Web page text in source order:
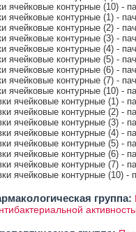
ячейковые контурные (10) -
ячейковые контурные (1) -
ячейковые контурные (2) -
ячейковые контурные (3) -
ячейковые контурные (4) -
ячейковые контурные (5) -
ячейковые контурные (6) -
ячейковые контурные (7) -
ячейковые контурные (10) -
ячейковые контурные (1) -
ячейковые контурные (2) -
ячейковые контурные (3) -
ячейковые контурные (4) -
ячейковые контурные (5) -
ячейковые контурные (6) -
ячейковые контурные (7) -
ячейковые контурные (10) -
группа: